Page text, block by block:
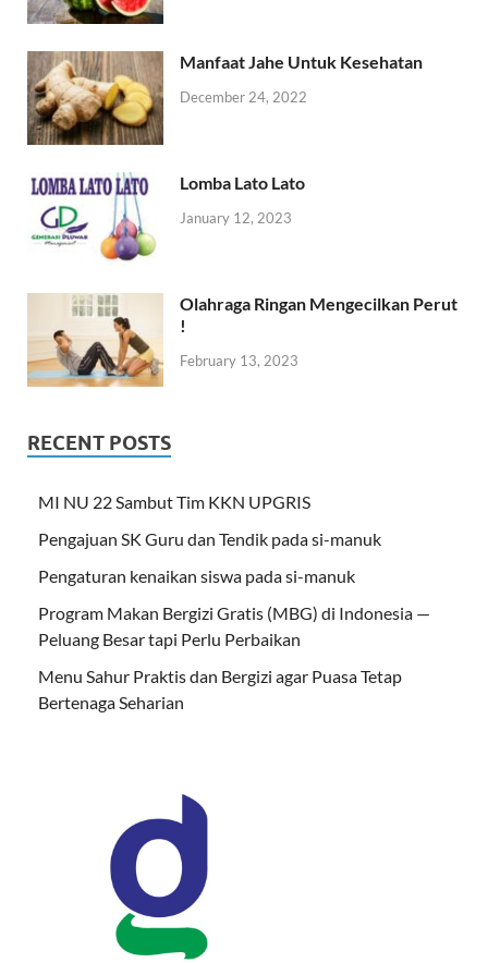
Manfaat Jahe Untuk Kesehatan
December 24, 2022
Lomba Lato Lato
January 12, 2023
Olahraga Ringan Mengecilkan Perut
!
February 13, 2023
RECENT POSTS
MI NU 22 Sambut Tim KKN UPGRIS
Pengajuan SK Guru dan Tendik pada si-manuk
Pengaturan kenaikan siswa pada si-manuk
Program Makan Bergizi Gratis (MBG) di Indonesia —
Peluang Besar tapi Perlu Perbaikan
Menu Sahur Praktis dan Bergizi agar Puasa Tetap
Bertenaga Seharian